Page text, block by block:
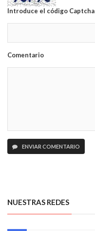
Introduce el código Captcha
Comentario
ENVIAR COMENTARIO
NUESTRAS REDES